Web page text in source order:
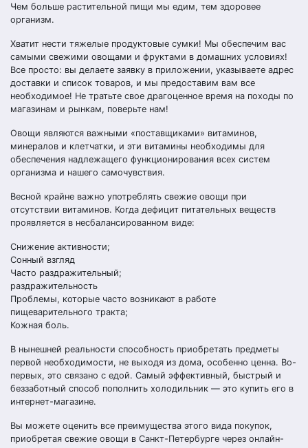
Чем больше растительной пищи мы едим, тем здоровее
организм.
Хватит нести тяжелые продуктовые сумки! Мы обеспечим вас
самыми свежими овощами и фруктами в домашних условиях!
Все просто: вы делаете заявку в приложении, указываете адрес
доставки и список товаров, и мы предоставим вам все
необходимое! Не тратьте свое драгоценное время на походы по
магазинам и рынкам, поверьте нам!
Овощи являются важными «поставщиками» витаминов,
минералов и клетчатки, и эти витамины необходимы для
обеспечения надлежащего функционирования всех систем
организма и нашего самочувствия.
Весной крайне важно употреблять свежие овощи при
отсутствии витаминов. Когда дефицит питательных веществ
проявляется в несбалансированном виде:
Снижение активности;
Сонный взгляд
Часто раздражительный;
раздражительность
Проблемы, которые часто возникают в работе
пищеварительного тракта;
Кожная боль.
В нынешней реальности способность приобретать предметы
первой необходимости, не выходя из дома, особенно ценна. Во-
первых, это связано с едой. Самый эффективный, быстрый и
беззаботный способ пополнить холодильник — это купить его в
интернет-магазине.
Вы можете оценить все преимущества этого вида покупок,
приобретая свежие овощи в Санкт-Петербурге через онлайн-